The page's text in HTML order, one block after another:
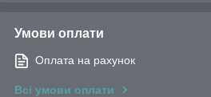
Умови оплати
Оплата на рахунок
Всі умови оплати